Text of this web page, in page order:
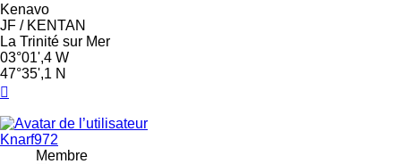
Kenavo
JF / KENTAN
La Trinité sur Mer
03°01',4 W
47°35',1 N
Knarf972
Membre